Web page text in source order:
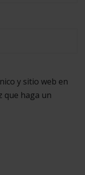
y sitio web en
que haga un